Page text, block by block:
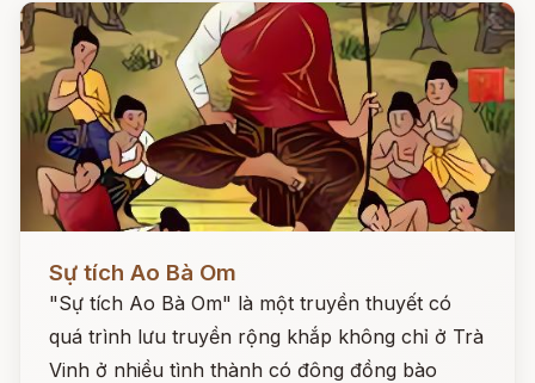
Sự tích Ao Bà Om
"Sự tích Ao Bà Om" là một truyền thuyết có
quá trình lưu truyền rộng khắp không chỉ ở Trà
Vinh ở nhiều tình thành có đông đồng bào